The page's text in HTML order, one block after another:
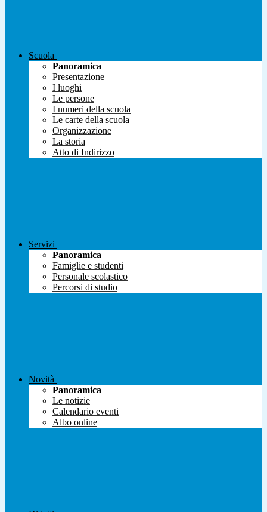
Scuola
Panoramica
Presentazione
I luoghi
Le persone
I numeri della scuola
Le carte della scuola
Organizzazione
La storia
Atto di Indirizzo
Servizi
Panoramica
Famiglie e studenti
Personale scolastico
Percorsi di studio
Novità
Panoramica
Le notizie
Calendario eventi
Albo online